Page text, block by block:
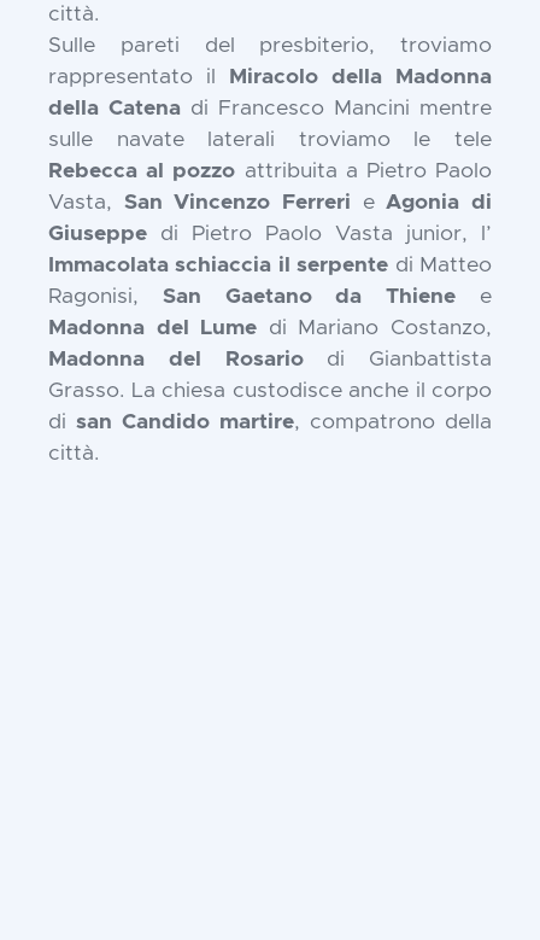
città.
Sulle pareti del presbiterio, troviamo
rappresentato il
Miracolo della Madonna
della Catena di Francesco Mancini mentre
sulle navate laterali troviamo le tele
Rebecca al pozzo attribuita a Pietro Paolo
Vasta, San Vincenzo Ferreri eAgonia di
Giuseppe di Pietro Paolo Vasta junior, l’
Immacolata schiaccia il serpente di Matteo
Ragonisi, San Gaetano da Thiene e
Madonna del Lume di Mariano Costanzo,
Madonna del Rosariodi Gianbattista
Grasso. La chiesa custodisce anche il corpo
di san Candido martire, compatrono della
città.